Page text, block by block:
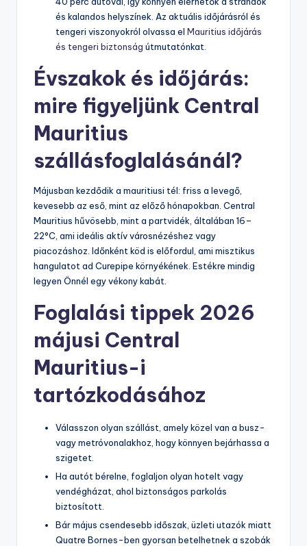
és kalandos helyszínek. Az aktuális időjárásról és
tengeri viszonyokról olvassa el Mauritius időjárás
és tengeri biztonság útmutatónkat.
Évszakok és időjárás:
mire figyeljünk Central
Mauritius
szállásfoglalásánál?
Májusban kezdődik a mauritiusi tél: friss a levegő,
kevesebb az eső, mint az előző hónapokban. Central
Mauritius hűvösebb, mint a partvidék, általában 16–
22°C, ami ideális aktív városnézéshez vagy
piacozáshoz. Időnként köd is előfordul, ami misztikus
hangulatot ad Curepipe környékének. Estékre mindig
legyen Önnél egy vékony kabát.
Foglalási tippek 2026
májusi Central
Mauritius-i
tartózkodásához
Válasszon olyan szállást, amely közel van a busz-
vagy metróvonalakhoz, hogy könnyen bejárhassa a
szigetet.
Ha autót bérelne, foglaljon olyan hotelt vagy
vendégházat, ahol biztonságos parkolás
biztosított.
Bár május csendesebb időszak, üzleti utazók miatt
Quatre Bornes-ben gyorsan betelhetnek a szobák